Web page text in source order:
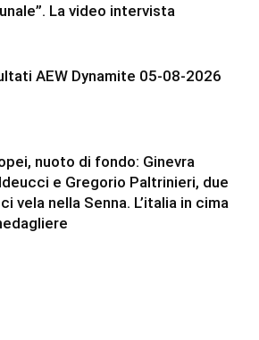
La video intervista
AEW Dynamite 05-08-2026
nuoto di fondo: Ginevra
e Gregorio Paltrinieri, due
vela nella Senna. L’italia in cima